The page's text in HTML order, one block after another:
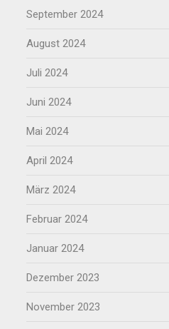
September 2024
August 2024
Juli 2024
Juni 2024
Mai 2024
April 2024
März 2024
Februar 2024
Januar 2024
Dezember 2023
November 2023